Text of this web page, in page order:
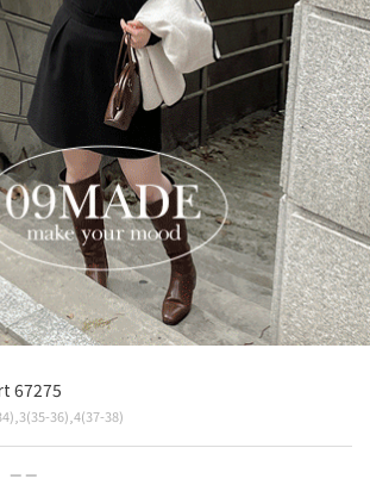
67275
36),4(37-38)
― ―